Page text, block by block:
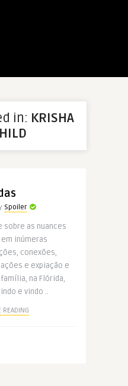
in: KRISHA
Spoiler
sobre as nuances
inúmeras
conexões,
e expiação e
na Flórida,
e vindo ..
READING